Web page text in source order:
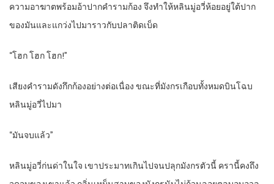
ความอาฆาตพร้อมอ้าปากคำรามก้อง จึงทำให้หลินมู่อวี่ห้อยอยู่ใต้ปาก
ของมันและแกว่งไปมาราวกับปลาติดเบ็ด
“โฮก โฮก โฮก!”
เสียงคำรามดังกึกก้องอย่างต่อเนื่อง ขณะที่มังกรเกือบทั้งหมดบินโฉบ
หลินมู่อวี่ไปมา
“มันจบแล้ว”
หลินมู่อวี่ก่นด่าในใจ เขาประมาทเกินไปจนปลุกมังกรตัวนี้ ครานี้คงถึง